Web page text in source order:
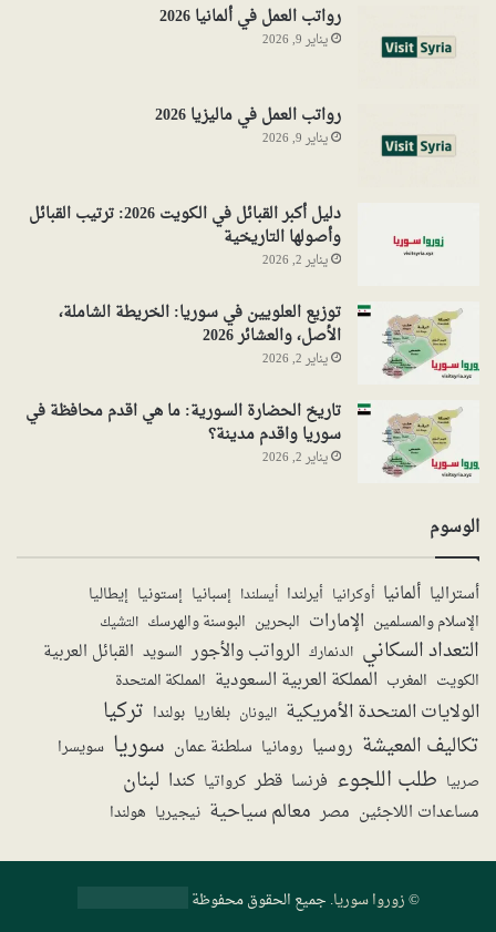
رواتب العمل في ألمانيا 2026
يناير 9, 2026
رواتب العمل في ماليزيا 2026
يناير 9, 2026
دليل أكبر القبائل في الكويت 2026: ترتيب القبائل
وأصولها التاريخية
يناير 2, 2026
توزيع العلويين في سوريا: الخريطة الشاملة،
الأصل، والعشائر 2026
يناير 2, 2026
تاريخ الحضارة السورية: ما هي اقدم محافظة في
سوريا واقدم مدينة؟
يناير 2, 2026
الوسوم
أستراليا ألمانيا أوكرانيا أيرلندا أيسلندا إسبانيا إستونيا إيطاليا
الإسلام والمسلمين الإمارات البحرين البوسنة والهرسك التشيك
التعداد السكاني الدنمارك الرواتب والأجور السويد القبائل العربية
الكويت المغرب المملكة العربية السعودية المملكة المتحدة
الولايات المتحدة الأمريكية اليونان بلغاريا بولندا تركيا
تكاليف المعيشة روسيا رومانيا سلطنة عمان سوريا سويسرا
صربيا طلب اللجوء فرنسا قطر كرواتيا كندا لبنان
مساعدات اللاجئين مصر معالم سياحية نيجيريا هولندا
©زوروا سوريا. جميع الحقوق محفوظة